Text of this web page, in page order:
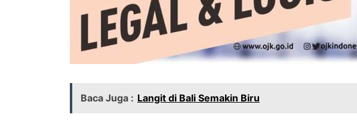
Baca Juga : Langit di Bali Semakin Biru